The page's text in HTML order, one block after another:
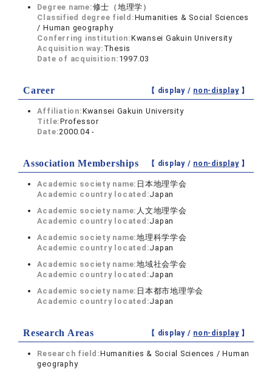
Degree name:修士（地理学）
Classified degree field:Humanities & Social Sciences
/ Human geography
Conferring institution:Kwansei Gakuin University
Acquisition way: Thesis
Date of acquisition: 1997.03
Career 【 display / non-display】
Affiliation:Kwansei Gakuin University
Title:Professor
Date:2000.04 -
Association Memberships 【 display / non-display】
Academic society name: 日本地理学会
Academic country located:Japan
Academic society name: 人文地理学会
Academic country located:Japan
Academic society name:地理科学学会
Academic country located:Japan
Academic society name:地域社会学会
Academic country located:Japan
Academic society name: 日本都市地理学会
Academic country located:Japan
Research Areas 【 display / non-display】
Research field:Humanities & Social Sciences / Human
geography